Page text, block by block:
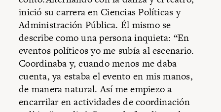
inició su carrera en Ciencias Políticas y
Administración Pública. Él mismo se
describe como una persona inquieta: “En
eventos políticos yo me subía al escenario.
Coordinaba y, cuando menos me daba
cuenta, ya estaba el evento en mis manos,
de manera natural. Así me empiezo a
encarrilar en actividades de coordinación